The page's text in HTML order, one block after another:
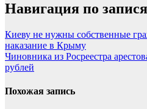
Навигация по
Киеву не нужны собственные
наказание в Крыму
Чиновника из Росреестра
рублей
Похожая запись